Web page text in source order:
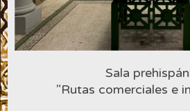
Sala
"Rutas comerciales e